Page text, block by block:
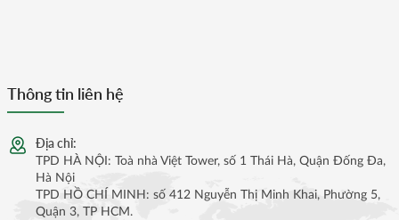
Thông tin liên hệ
Địa chỉ:
TPD HÀ NỘI: Toà nhà Việt Tower, số 1 Thái Hà, Quận Đống Đa,
Hà Nội
TPD HỒ CHÍ MINH: số 412 Nguyễn Thị Minh Khai, Phường 5,
Quận 3, TP HCM.